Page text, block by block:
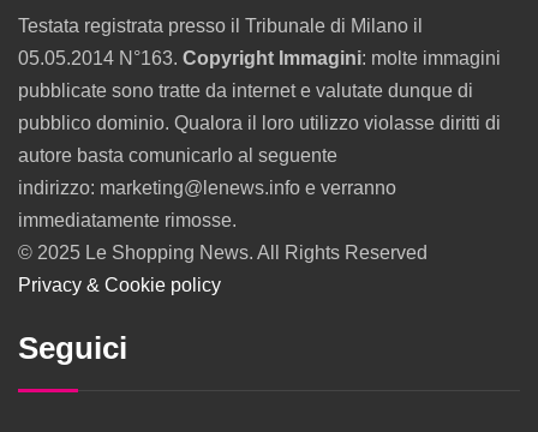
Testata registrata presso il Tribunale di Milano il
05.05.2014 N°163. Copyright Immagini: molte immagini
pubblicate sono tratte da internet e valutate dunque di
pubblico dominio. Qualora il loro utilizzo violasse diritti di
autore basta comunicarlo al seguente
indirizzo: marketing@lenews.info e verranno
immediatamente rimosse.
© 2025 Le Shopping News. All Rights Reserved
Privacy & Cookie policy
Seguici